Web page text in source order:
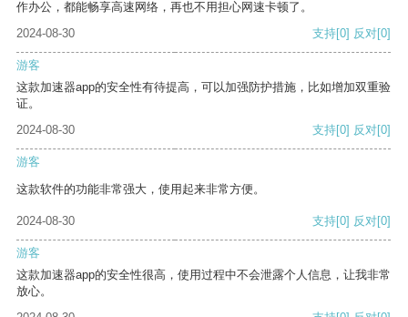
作办公，都能畅享高速网络，再也不用担心网速卡顿了。
2024-08-30
支持[0] 反对[0]
游客
这款加速器app的安全性有待提高，可以加强防护措施，比如增加双重验
证。
2024-08-30
支持[0] 反对[0]
游客
这款软件的功能非常强大，使用起来非常方便。
2024-08-30 支持[0] 反对[0]
游客
这款加速器app的安全性很高，使用过程中不会泄露个人信息，让我非常
放心。